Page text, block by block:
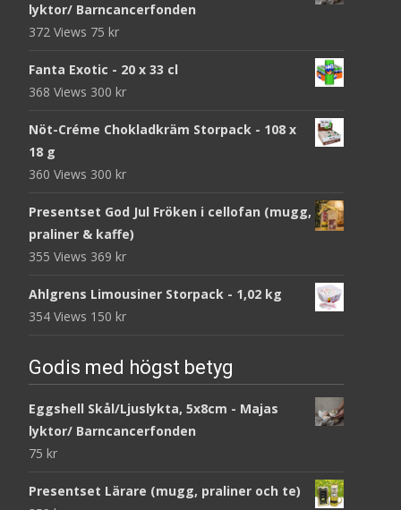
lyktor/ Barncancerfonden
372 Views 75 kr
Fanta Exotic - 20 x 33 cl
368 Views 300 kr
Nöt-Créme Chokladkräm Storpack - 108 x
18 g
360 Views 300 kr
Presentset God Jul Fröken i cellofan (mugg,
praliner & kaffe)
355 Views 369 kr
Ahlgrens Limousiner Storpack - 1,02 kg
354 Views 150 kr
Godis med högst betyg
Eggshell Skål/Ljuslykta, 5x8cm - Majas
lyktor/ Barncancerfonden
75 kr
Presentset Lärare (mugg, praliner och te)